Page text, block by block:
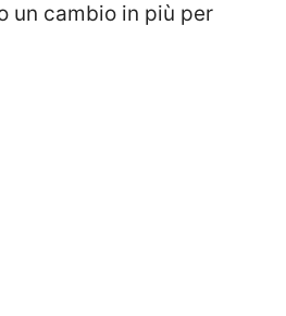
un cambio in più per